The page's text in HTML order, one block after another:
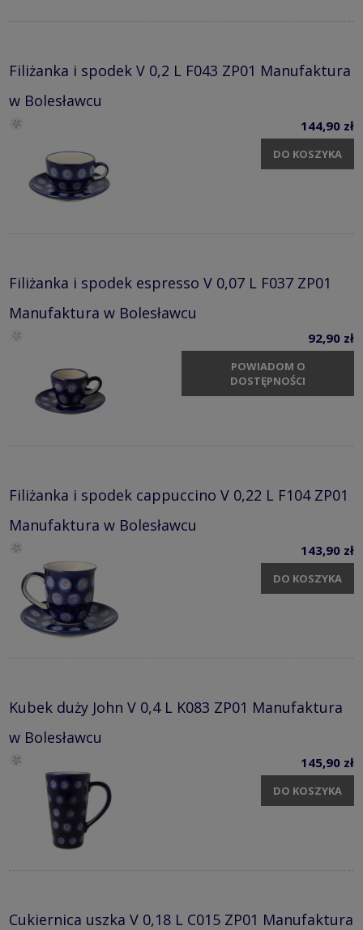
Filiżanka i spodek V 0,2 L F043 ZP01 Manufaktura
w Bolesławcu
144,90 zł
DO KOSZYKA
Filiżanka i spodek espresso V 0,07 L F037 ZP01
Manufaktura w Bolesławcu
92,90 zł
POWIADOM O
DOSTĘPNOŚCI
Filiżanka i spodek cappuccino V 0,22 L F104 ZP01
Manufaktura w Bolesławcu
143,90 zł
DO KOSZYKA
Kubek duży John V 0,4 L K083 ZP01 Manufaktura
w Bolesławcu
145,90 zł
DO KOSZYKA
Cukiernica uszka V 0,18 L C015 ZP01 Manufaktura